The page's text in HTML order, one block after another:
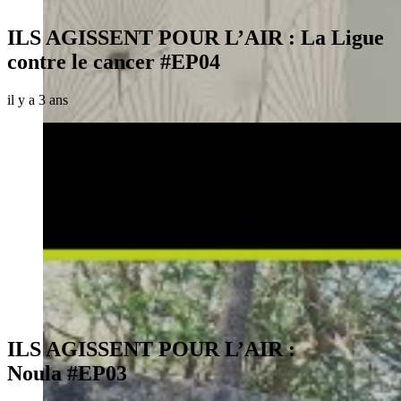
ILS AGISSENT POUR L’AIR : La Ligue
contre le cancer #EP04
il y a 3 ans
ILS AGISSENT POUR L’AIR :
Noula #EP03